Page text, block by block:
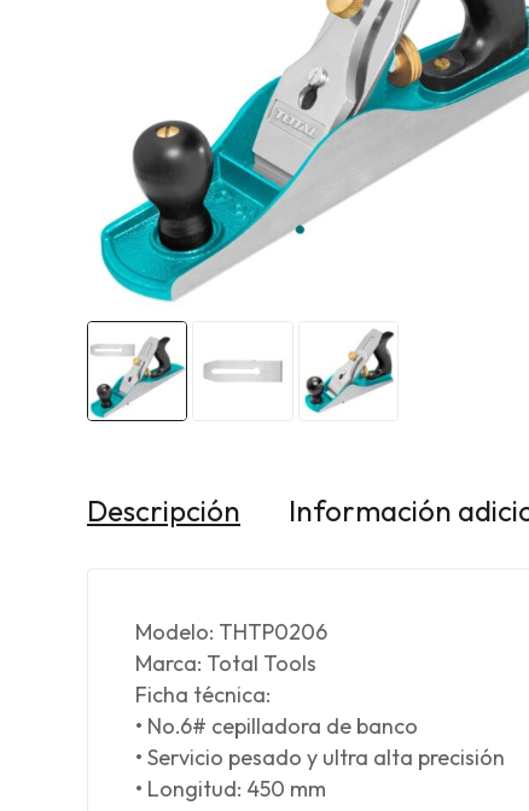
Descripción Información
Modelo: THTP0206
Marca: Total Tools
Ficha técnica:
• No.6# cepilladora de banco
• Servicio pesado y ultra alta precisión
• Longitud: 450 mm